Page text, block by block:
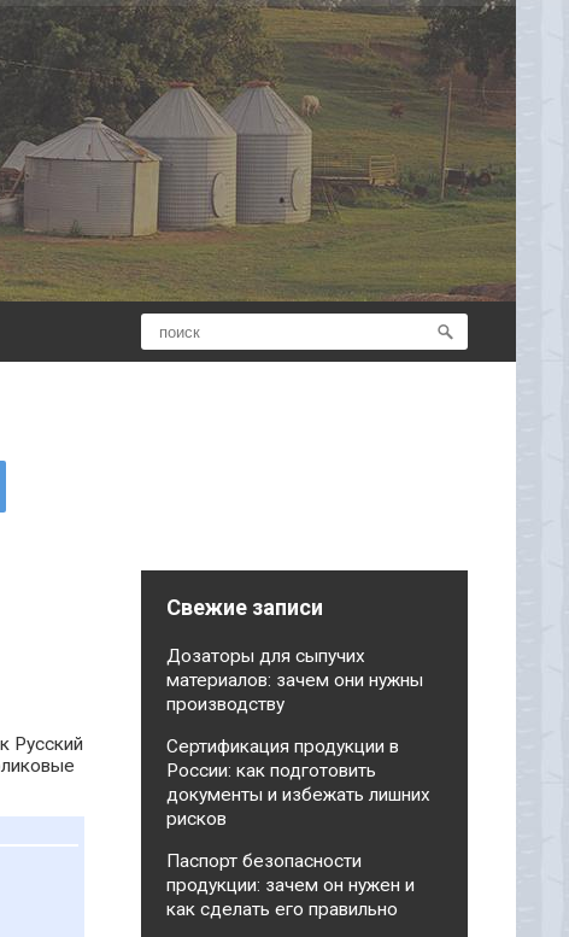
Русский
Свежие записи
Дозаторы для сыпучих
материалов: зачем они нужны
производству
Сертификация продукции в
России: как подготовить
документы и избежать лишних
рисков
Паспорт безопасности
продукции: зачем он нужен и
как сделать его правильно